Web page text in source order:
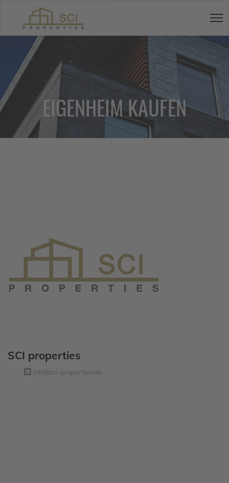
EIGENHEIM KAUFEN
SCI properties
info@sci-properties.de